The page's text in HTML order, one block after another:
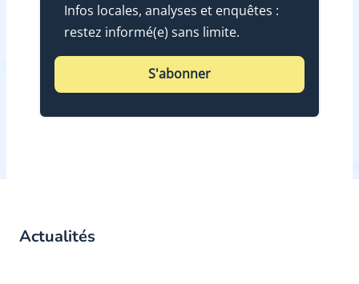
Infos locales, analyses et enquêtes :
restez informé(e) sans limite.
S'abonner
Actualités